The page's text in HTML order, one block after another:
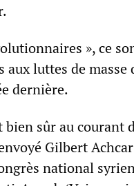
», ce
luttes de masse
dernière.
sûr au courant
Gilbert
national